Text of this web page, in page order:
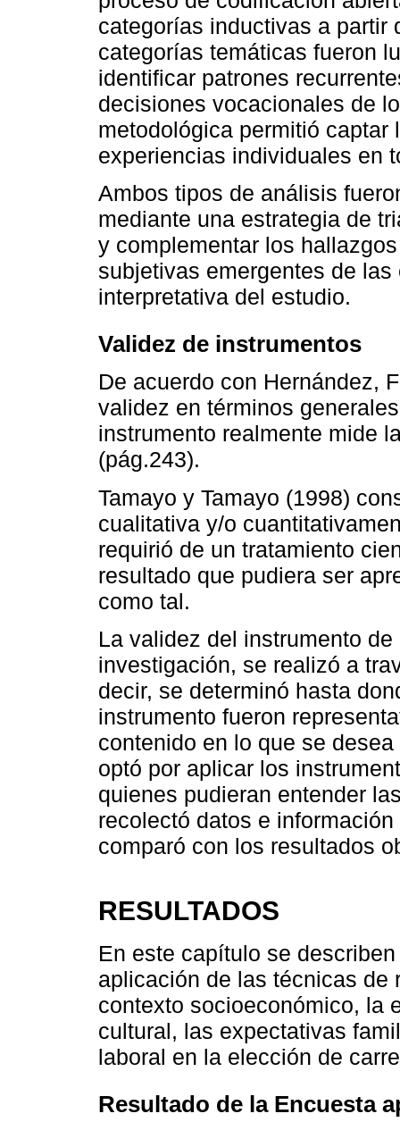
categorías inductivas a partir
categorías temáticas fueron
identificar patrones
decisiones vocacionales de
metodológica permitió
experiencias individuales en
Ambos tipos de análisis
mediante una estrategia de
y complementar los
subjetivas emergentes de
interpretativa del estudio.
Validez de instrumentos
De acuerdo con Hernández,
validez en términos
instrumento realmente mide
(pág.243).
Tamayo y Tamayo (1998)
cualitativa y/o
requirió de un tratamiento
resultado que pudiera ser
como tal.
La validez del instrumento
investigación, se realizó a
decir, se determinó hasta
instrumento fueron
contenido en lo que se
optó por aplicar los
quienes pudieran entender
recolectó datos e
comparó con los resultados
RESULTADOS
En este capítulo se
aplicación de las técnicas de
contexto socioeconómico, la
cultural, las expectativas
laboral en la elección de
Resultado de la Encuesta